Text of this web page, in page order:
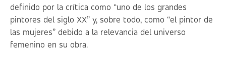
definido por la crítica como “uno de los grandes
pintores del siglo XX” y, sobre todo, como “el pintor de
las mujeres” debido a la relevancia del universo
femenino en su obra.